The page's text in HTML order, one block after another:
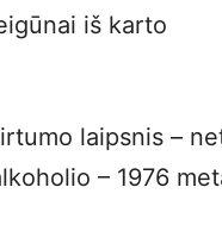
iš karto
laipsnis –
– 1976